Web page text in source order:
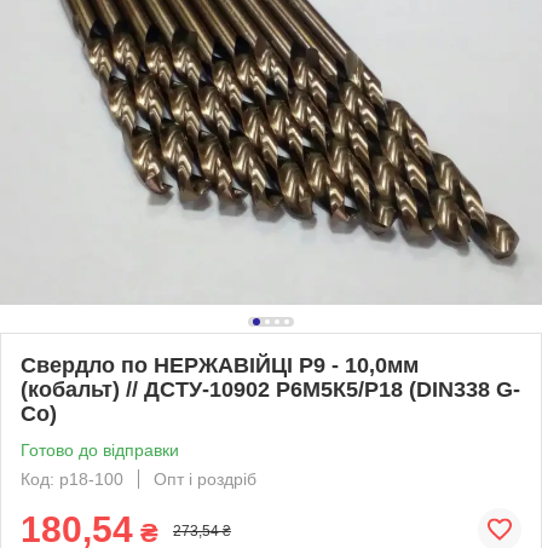
Свердло по НЕРЖАВІЙЦІ Р9 - 10,0мм
(кобальт) // ДСТУ-10902 Р6М5К5/Р18 (DIN338 G-
Co)
Готово до відправки
Код: р18-100
Опт і роздріб
180,54 ₴ 273,54 ₴